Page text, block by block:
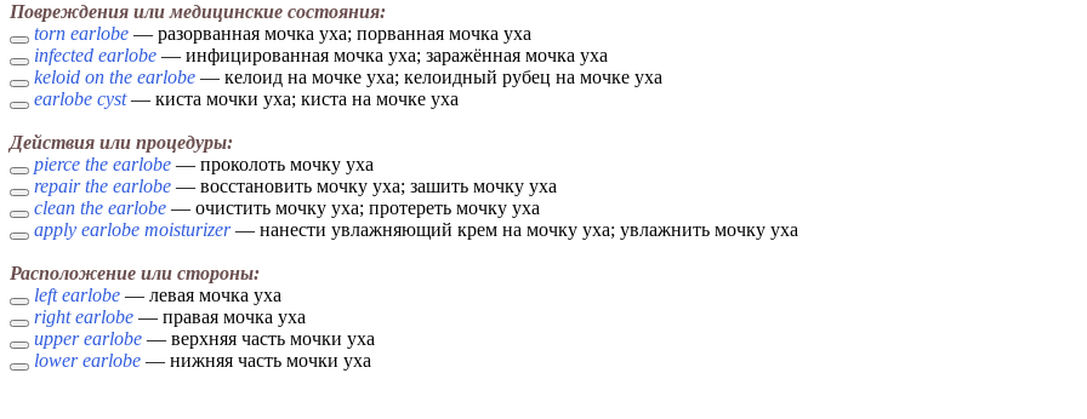
Повреждения или медицинские состояния:
torn earlobe — разорванная мочка уха; порванная мочка уха
infected earlobe — инфицированная мочка уха; заражённая мочка уха
keloid on the earlobe — келоид на мочке уха; келоидный рубец на мочке уха
earlobe cyst— киста мочки уха; киста на мочке уха
Действия или процедуры:
pierce the earlobe — проколоть мочку уха
repair the earlobe — восстановить мочку уха; зашить мочку уха
clean the earlobe — очистить мочку уха; протереть мочку уха
apply earlobe moisturizer— нанести увлажняющий крем на мочку уха; увлажнить мочку уха
Расположение или стороны:
left earlobe — левая мочка уха
right earlobe — правая мочка уха
upper earlobe — верхняя часть мочки уха
lower earlobe — нижняя часть мочки уха